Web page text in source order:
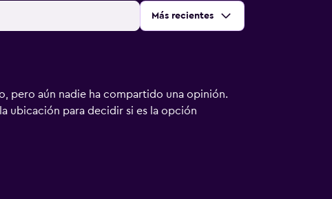
Ordenar por:
Más recientes
pero aún nadie ha compartido una opinión.
ubicación para decidir si es la opción